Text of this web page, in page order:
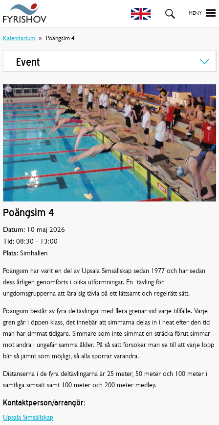
Kalendarium Poängsim 4
Event
Poängsim 4
Datum: 10 maj 2026
Tid: 08:30 - 13:00
Plats: Simhallen
Poängsim har varit en del av Upsala Simsällskap sedan 1977 och har sedan
dess årligen genomförts i olika utformningar. En tävling för
ungdomsgrupperna att lära sig tävla på ett lättsamt och regelrätt sätt.
Poängsim består av fyra deltävlingar med flera grenar vid varje tillfälle. Varje
gren går i öppen klass, det innebär att simmarna delas in i heat efter den tid
man har simmat tidigare. Simmare som inte simmat en sträcka förut simmar
mot andra i ungefär samma ålder. På så sätt försöker man se till att varje lopp
blir så jämnt som möjligt, så alla sporrar varandra.
Distanserna i de fyra deltävlingarna är 25 meter, 50 meter och 100 meter i
samtliga simsätt samt 100 meter och 200 meter medley.
Kontaktperson/arrangör:
Upsala Simsällskap